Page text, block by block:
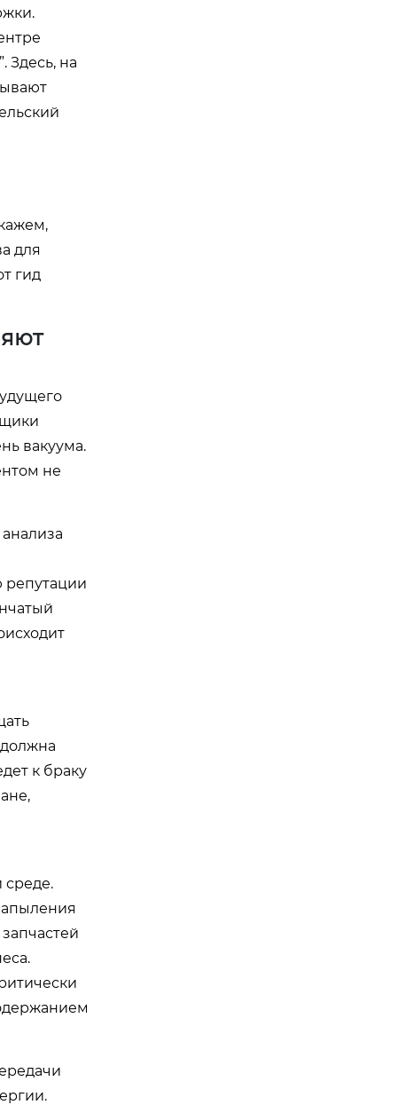
Здесь, на
для
гид
вакуума.
не
репутации
к браку
среде.